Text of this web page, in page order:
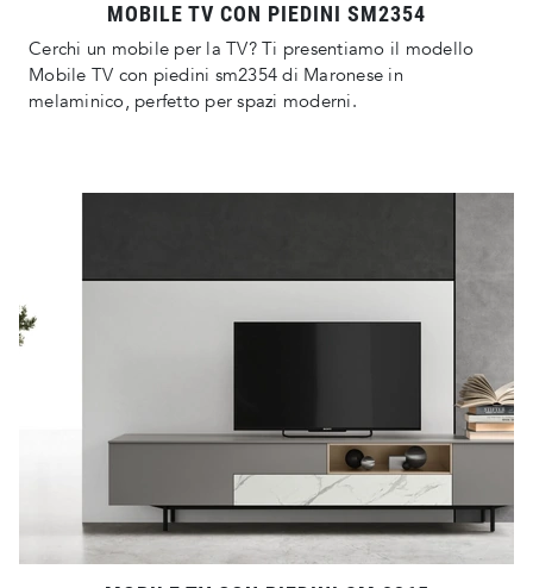
MOBILE TV CON PIEDINI SM2354
Cerchi un mobile per la TV? Ti presentiamo il modello
Mobile TV con piedini sm2354 di Maronese in
melaminico, perfetto per spazi moderni.